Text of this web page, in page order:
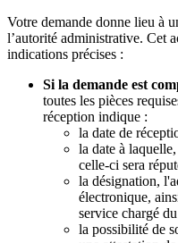
Votre demande donne lieu à
l’autorité administrative. Cet
indications précises :
Si la demande est
toutes les pièces
réception indique :
la date de
la date à
celle-ci sera
la désignation,
électronique,
service chargé
la possibilité de